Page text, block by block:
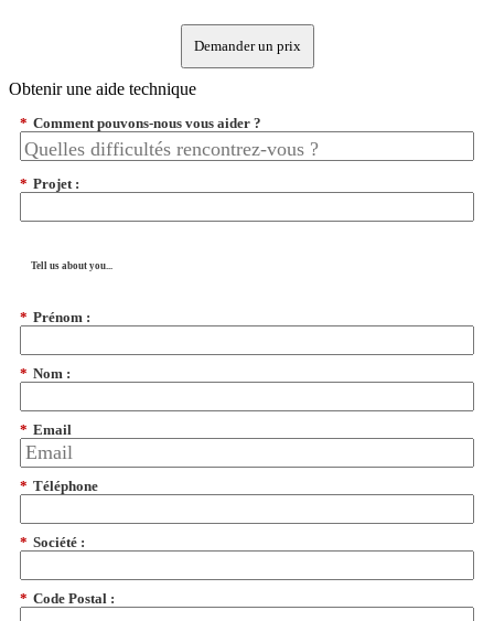
Demander un prix
Obtenir une aide technique
* Comment pouvons-nous vous aider ?
* Projet :
Tell us about you...
* Prénom :
* Nom :
* Email
* Téléphone
* Société :
* Code Postal :